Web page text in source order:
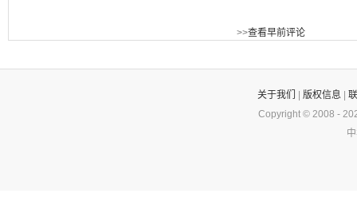
>>查看早前评论
关于我们 版权信息
Copyright © 2008 -